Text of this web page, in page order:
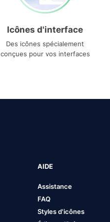
Icônes d'interface
Des icônes spécialement
conçues pour vos interfaces
AIDE
Assistance
FAQ
Styles d'icônes